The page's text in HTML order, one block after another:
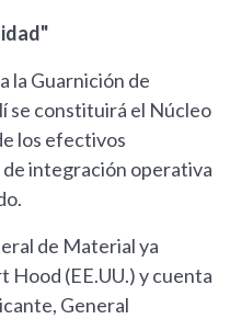
la Guarnición de
se constituirá el Núcleo
los efectivos
de integración operativa
de Material ya
Hood (EE.UU.) y cuenta
General